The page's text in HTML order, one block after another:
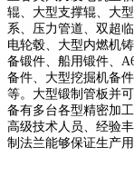
辊、大型支撑辊、大
系、压力管道、双超
电轮毂、大型内燃机
备锻件、船用锻件、
备件、大型挖掘机备
等。大型锻制管板并
备有多台各型精密加
高级技术人员、经验
制法兰能够保证生产用